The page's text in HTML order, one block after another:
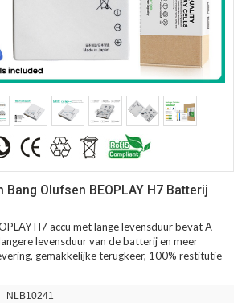
Bang Olufsen BEOPLAY H7 Batterij
H7 accu met lange levensduur bevat A-
levensduur van de batterij en meer
gemakkelijke terugkeer, 100% restitutie
NLB10241